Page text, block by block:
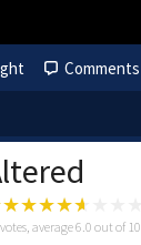
Comments
votes, average6.0 out of 10